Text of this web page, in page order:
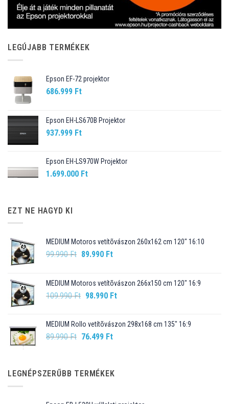
LEGÚJABB TERMÉKEK
Epson EF-72 projektor
686.999 Ft
Epson EH-LS670B Projektor
937.999 Ft
Epson EH-LS970W Projektor
1.699.000 Ft
EZT NE HAGYD KI
MEDIUM Motoros vetítõvászon 260x162 cm 120" 16:10
99.990Ft Original
99.990 Ft.
89.990 FtCurrent
89.990 Ft.
MEDIUM Motoros vetítõvászon 266x150 cm 120" 16:9
109.990Ft Original
109.990 Ft.
98.990 FtCurrent
98.990 Ft.
MEDIUM Rollo vetítõvászon 298x168 cm 135" 16:9
89.990Ft Original
89.990 Ft.
76.499 FtCurrent
76.499 Ft.
LEGNÉPSZERŰBB TERMÉKEK